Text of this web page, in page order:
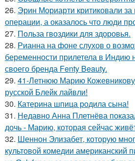
26. Эрин Мориарти критиковали за
операции, а оказалось что люди
27. Польза гвоздики для здоровья.
28. Рианна на фоне слухов о
беременности прилетела в Индию
своего бренда Fenty Beauty.
29. 41-Летнюю Марию
русской Блейк лайвли!
30. Катерина шпица родила сына!
31. Недавно Анна Плетнёва
дочь - Марию, которая сейчас
32. Шеннон Элизабет, которую
культовой комедии американский